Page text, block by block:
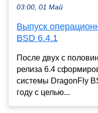
03:00, 01 Май
Выпуск
BSD 6.4.1
После двух с
релиза 6.4
системы DragonFly
году с целью...